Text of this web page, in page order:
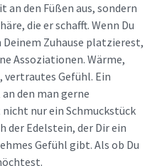
an den Füßen aus, sondern
die er schafft. Wenn Du
Deinem Zuhause platzierest,
Assoziationen. Wärme,
vertrautes Gefühl. Ein
den man gerne
nur ein Schmuckstück
der Edelstein, der Dir ein
Gefühl gibt. Als ob Du